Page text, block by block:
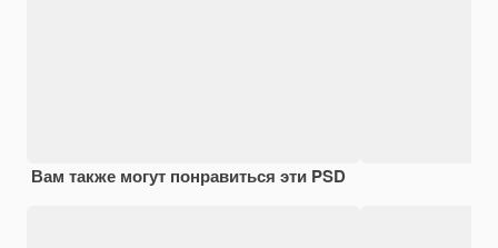
Вам также могут понравиться эти PSD